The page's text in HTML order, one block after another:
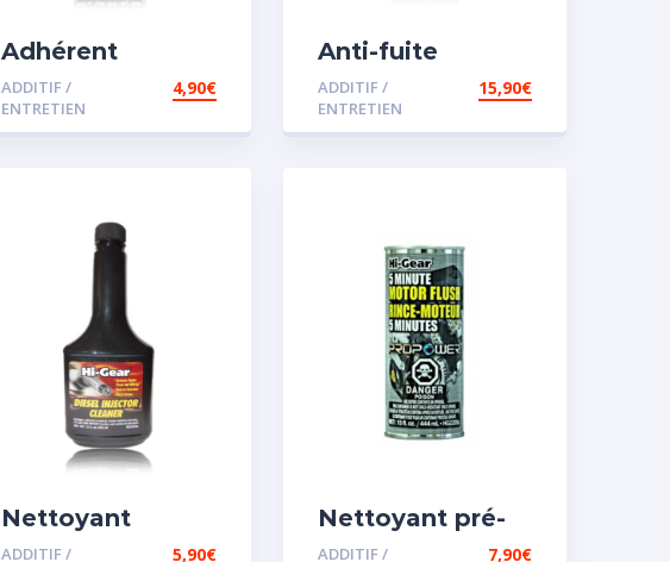
Adhérent
courroie
ADDITIF /
ENTRETIEN
4,90€
Anti-fuite
concentré pour
direction
assistée
ADDITIF /
ENTRETIEN
15,90€
Nettoyant
injecteur diesel
ADDITIF /
5,90€
Nettoyant pré-
vidange
ADDITIF /
7,90€